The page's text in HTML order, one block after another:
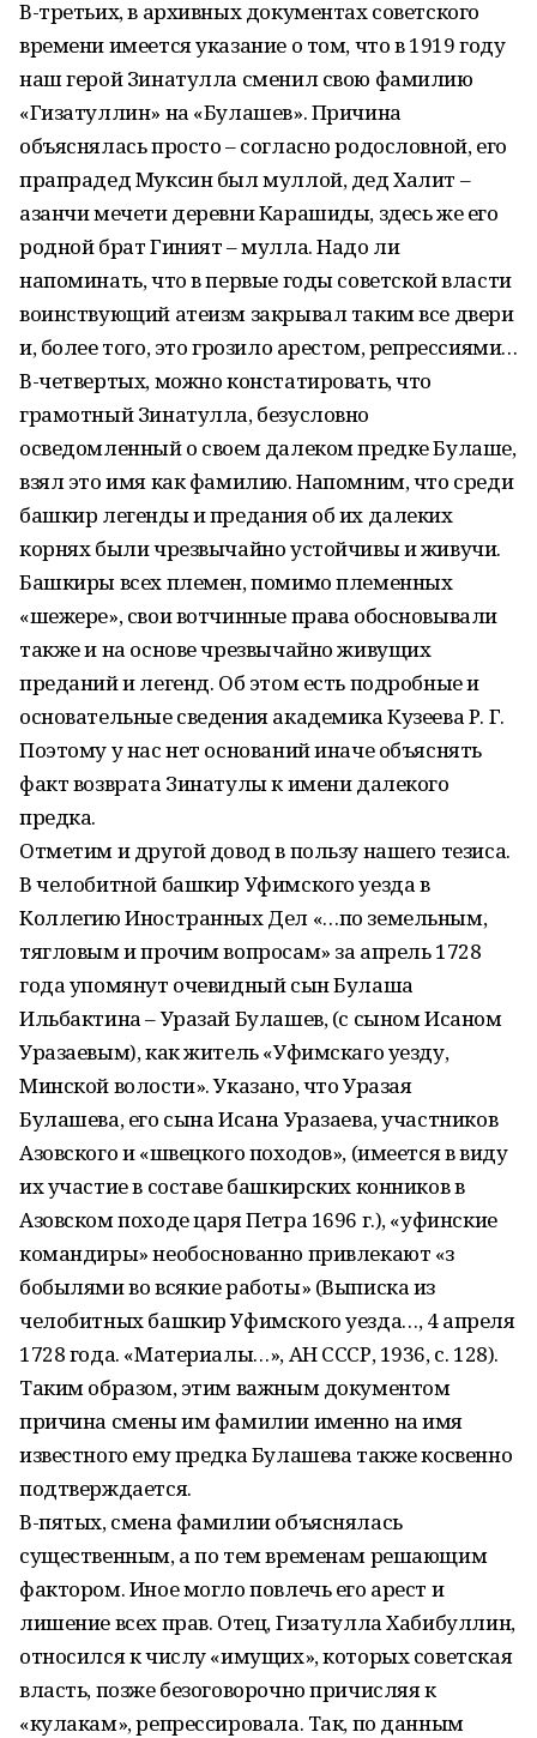
В-третьих, в архивных документах советского
времени имеется указание о том, что в 1919 году
наш герой Зинатулла сменил свою фамилию
«Гизатуллин» на «Булашев». Причина
объяснялась просто – согласно родословной, его
прапрадед Муксин был муллой, дед Халит –
азанчи мечети деревни Карашиды, здесь же его
родной брат Гиният – мулла. Надо ли
напоминать, что в первые годы советской власти
воинствующий атеизм закрывал таким все двери
и, более того, это грозило арестом, репрессиями…
В-четвертых, можно констатировать, что
грамотный Зинатулла, безусловно
осведомленный о своем далеком предке Булаше,
взял это имя как фамилию. Напомним, что среди
башкир легенды и предания об их далеких
корнях были чрезвычайно устойчивы и живучи.
Башкиры всех племен, помимо племенных
«шежере», свои вотчинные права обосновывали
также и на основе чрезвычайно живущих
преданий и легенд. Об этом есть подробные и
основательные сведения академика Кузеева Р. Г.
Поэтому у нас нет оснований иначе объяснять
факт возврата Зинатулы к имени далекого
предка.
Отметим и другой довод в пользу нашего тезиса.
В челобитной башкир Уфимского уезда в
Коллегию Иностранных Дел «…по земельным,
тягловым и прочим вопросам» за апрель 1728
года упомянут очевидный сын Булаша
Ильбактина – Уразай Булашев, (с сыном Исаном
Уразаевым), как житель «Уфимскаго уезду,
Минской волости». Указано, что Уразая
Булашева, его сына Исана Уразаева, участников
Азовского и «швецкого походов», (имеется в виду
их участие в составе башкирских конников в
Азовском походе царя Петра 1696 г.), «уфинские
командиры» необоснованно привлекают «з
бобылями во всякие работы» (Выписка из
челобитных башкир Уфимского уезда…, 4 апреля
1728 года. «Материалы…», АН СССР, 1936, с. 128).
Таким образом, этим важным документом
причина смены им фамилии именно на имя
известного ему предка Булашева также косвенно
подтверждается.
В-пятых, смена фамилии объяснялась
существенным, а по тем временам решающим
фактором. Иное могло повлечь его арест и
лишение всех прав. Отец, Гизатулла Хабибуллин,
относился к числу «имущих», которых советская
власть, позже безоговорочно причисляя к
«кулакам», репрессировала. Так, по данным